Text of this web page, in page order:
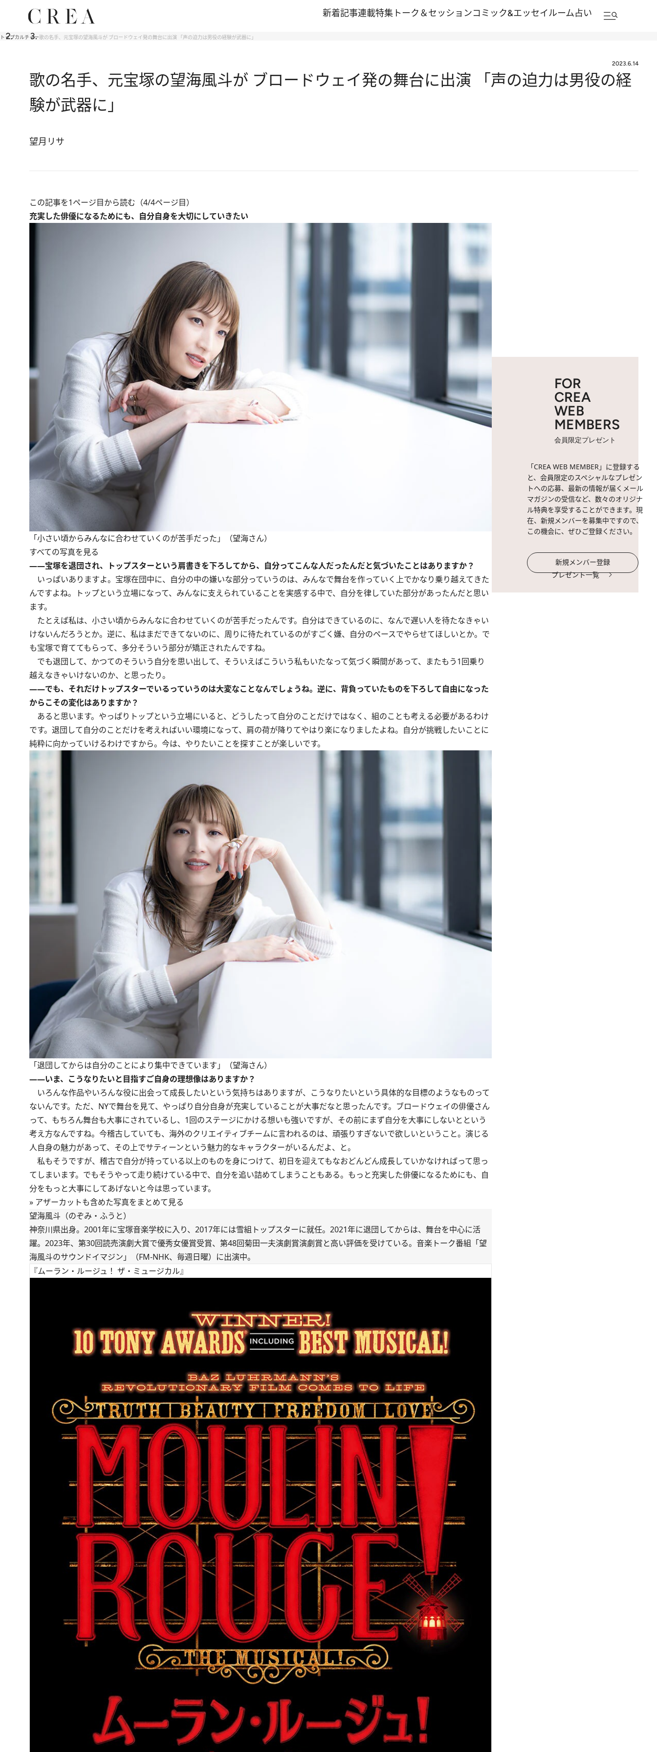
新着記事連載特集 トーク＆セッションコミック&エッセイルーム占い
トップカルチャー歌の名手、元宝塚の望海風斗が ブロードウェイ発の舞台に出演 「声の迫力は男役の経験が武器に」
2023.6.14
歌の名手、元宝塚の望海風斗が ブロードウェイ発の舞台に出演 「声の迫力は男役の経
験が武器に」
望月リサ
この記事を1ページ目から読む（4/4ページ目）
充実した俳優になるためにも、自分自身を大切にしていきたい
「小さい頃からみんなに合わせていくのが苦手だった」（望海さん）
すべての写真を見る
――宝塚を退団され、トップスターという肩書きを下ろしてから、自分ってこんな人だったんだと気づいたことはありますか？
いっぱいありますよ。宝塚在団中に、自分の中の嫌いな部分っていうのは、みんなで舞台を作っていく上でかなり乗り越えてきた
んですよね。トップという立場になって、みんなに支えられていることを実感する中で、自分を律していた部分があったんだと思い
ます。
たとえば私は、小さい頃からみんなに合わせていくのが苦手だったんです。自分はできているのに、なんで遅い人を待たなきゃい
けないんだろうとか。逆に、私はまだできてないのに、周りに待たれているのがすごく嫌、自分のペースでやらせてほしいとか。で
も宝塚で育ててもらって、多分そういう部分が矯正されたんですね。
でも退団して、かつてのそういう自分を思い出して、そういえばこういう私もいたなって気づく瞬間があって、またもう1回乗り
越えなきゃいけないのか、と思ったり。
――でも、それだけトップスターでいるっていうのは大変なことなんでしょうね。逆に、背負っていたものを下ろして自由になった
からこその変化はありますか？
あると思います。やっぱりトップという立場にいると、どうしたって自分のことだけではなく、組のことも考える必要があるわけ
です。退団して自分のことだけを考えればいい環境になって、肩の荷が降りてやはり楽になりましたよね。自分が挑戦したいことに
純粋に向かっていけるわけですから。今は、やりたいことを探すことが楽しいです。
「退団してからは自分のことにより集中できています」（望海さん）
――いま、こうなりたいと目指すご自身の理想像はありますか？
いろんな作品やいろんな役に出会って成長したいという気持ちはありますが、こうなりたいという具体的な目標のようなものって
ないんです。ただ、NYで舞台を見て、やっぱり自分自身が充実していることが大事だなと思ったんです。ブロードウェイの俳優さん
って、もちろん舞台も大事にされているし、1回のステージにかける想いも強いですが、その前にまず自分を大事にしないとという
考え方なんですね。今稽古していても、海外のクリエイティブチームに言われるのは、頑張りすぎないで欲しいということ。演じる
人自身の魅力があって、その上でサティーンという魅力的なキャラクターがいるんだよ、と。
私もそうですが、稽古で自分が持っている以上のものを身につけて、初日を迎えてもなおどんどん成長していかなければって思っ
てしまいます。でもそうやって走り続けている中で、自分を追い詰めてしまうこともある。もっと充実した俳優になるためにも、自
分をもっと大事にしてあげないと今は思っています。
» アザーカットも含めた写真をまとめて見る
望海風斗（のぞみ・ふうと）
神奈川県出身。2001年に宝塚音楽学校に入り、2017年には雪組トップスターに就任。2021年に退団してからは、舞台を中心に活
躍。2023年、第30回読売演劇大賞で優秀女優賞受賞、第48回菊田一夫演劇賞演劇賞と高い評価を受けている。音楽トーク番組「望
海風斗のサウンドイマジン」（FM-NHK、毎週日曜）に出演中。
『ムーラン・ルージュ！ ザ・ミュージカル』
FOR
CREA
WEB
MEMBERS
会員限定プレゼント
「CREA WEB MEMBER」に登録する
と、会員限定のスペシャルなプレゼン
トへの応募、最新の情報が届くメール
マガジンの受信など、数々のオリジナ
ル特典を享受することができます。現
在、新規メンバーを募集中ですので、
この機会に、ぜひご登録ください。
新規メンバー登録
プレゼント一覧